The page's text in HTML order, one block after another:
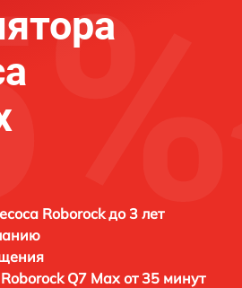
Roborock до 3 лет
Roborock Q7 Max от 35 минут